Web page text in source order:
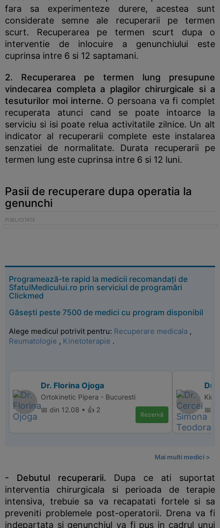
fara sa experimenteze durere, acestea sunt
considerate semne ale recuperarii pe termen
scurt. Recuperarea pe termen scurt dupa o
interventie de inlocuire a genunchiului este
cuprinsa intre 6 si 12 saptamani.
2. Recuperarea pe termen lung presupune
vindecarea completa a plagilor chirurgicale si a
tesuturilor moi interne. O persoana va fi complet
recuperata atunci cand se poate intoarce la
serviciu si isi poate relua activitatile zilnice. Un alt
indicator al recuperarii complete este instalarea
senzatiei de normalitate. Durata recuperarii pe
termen lung este cuprinsa intre 6 si 12 luni.
Pasii de recuperare dupa operatia la
genunchi
Programează-te rapid la medicii recomandați de
SfatulMedicului.ro prin serviciul de programări
Clickmed
Găsești peste 7500 de medici cu program disponibil
Alege medicul potrivit pentru: Recuperare medicala ,
Reumatologie , Kinetoterapie .
Dr. Florina Ojoga
Ortokinetic Pipera - Bucuresti
📅 din 12.08 • 👍 2
Rezervă
Dr.
📅
Mai multi medici >
- Debutul recuperarii. Dupa ce ati suportat
interventia chirurgicala si perioada de terapie
intensiva, trebuie sa va recapatati fortele si sa
preveniti problemele post-operatorii. Drena va fi
indepartata si genunchiul va fi pus in cadrul unui